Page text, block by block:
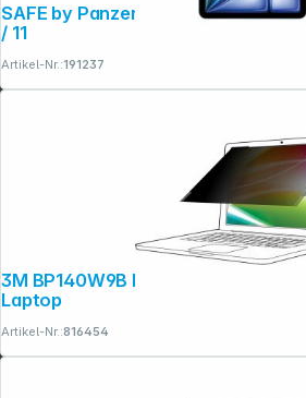
SAFE by PanzerGlass Screen Prot. iPad Air 11 / iPad 10.9
/ 11
Artikel-Nr.:191237
3M BP140W9B Blickschutzf. 16:9 14" Bright Screen für
Laptop
Artikel-Nr.:816454